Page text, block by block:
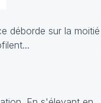
déborde sur la moitié